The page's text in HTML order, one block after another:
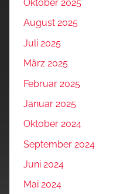
Oktober 2025
August 2025
Juli 2025
März 2025
Februar 2025
Januar 2025
Oktober 2024
September 2024
Juni 2024
Mai 2024